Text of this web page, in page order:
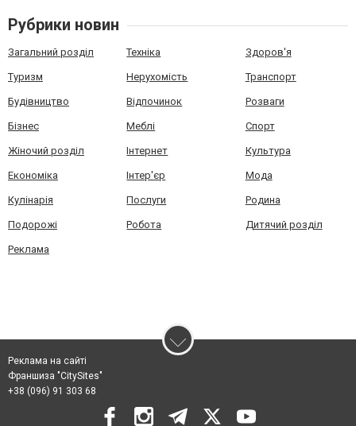
Рубрики новин
Загальний розділ Техніка Здоров'я
Туризм Нерухомість Транспорт
Будівництво Відпочинок Розваги
Бізнес Меблі Спорт
Жіночий розділ Інтернет Культура
Економіка Інтер'єр Мода
Кулінарія Послуги Родина
Подорожі Робота Дитячий розділ
Реклама
Реклама на сайті
Франшиза "CitySites"
+38 (096) 91 303 68